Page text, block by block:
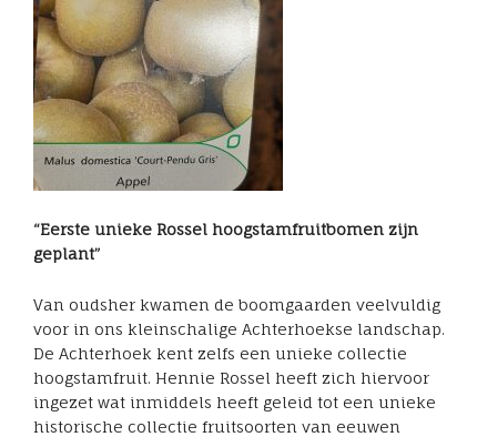
“Eerste unieke Rossel hoogstamfruitbomen zijn
geplant”
Van oudsher kwamen de boomgaarden veelvuldig
voor in ons kleinschalige Achterhoekse landschap.
De Achterhoek kent zelfs een unieke collectie
hoogstamfruit. Hennie Rossel heeft zich hiervoor
ingezet wat inmiddels heeft geleid tot een unieke
historische collectie fruitsoorten van eeuwen